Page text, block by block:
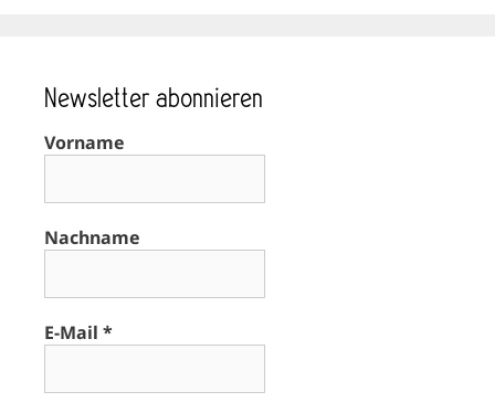
Newsletter abonnieren
Vorname
Nachname
E-Mail *